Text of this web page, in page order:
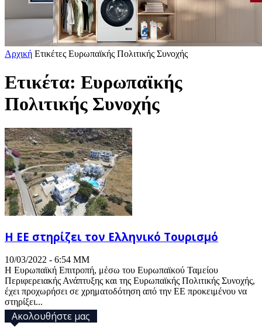
Αρχική Ετικέτες Ευρωπαϊκής Πολιτικής Συνοχής
Ετικέτα: Ευρωπαϊκής
Πολιτικής Συνοχής
Η ΕΕ στηρίζει τον Ελληνικό Τουρισμό
10/03/2022 - 6:54 ΜΜ
Η Ευρωπαϊκή Επιτροπή, μέσω του Ευρωπαϊκού Ταμείου
Περιφερειακής Ανάπτυξης και της Ευρωπαϊκής Πολιτικής Συνοχής,
έχει προχωρήσει σε χρηματοδότηση από την ΕΕ προκειμένου να
στηρίξει...
Ακολουθήστε μας